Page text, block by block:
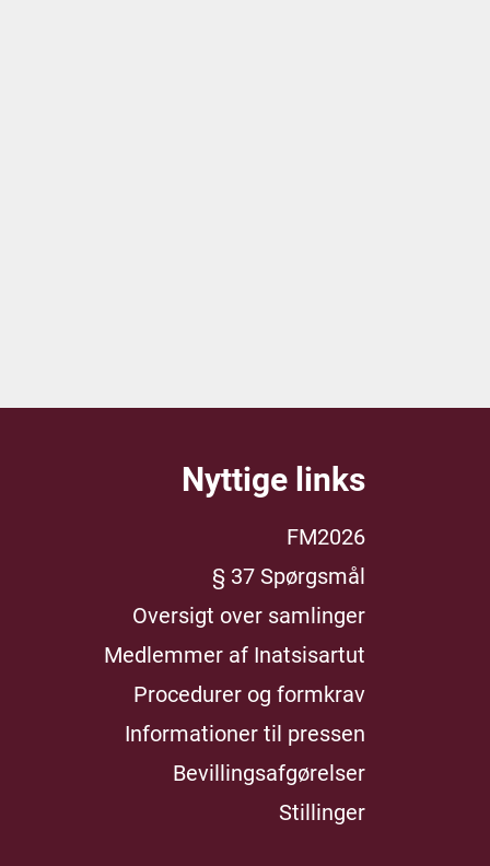
Nyttige links
FM2026
§ 37 Spørgsmål
Oversigt over samlinger
Medlemmer af Inatsisartut
Procedurer og formkrav
Informationer til pressen
Bevillingsafgørelser
Stillinger